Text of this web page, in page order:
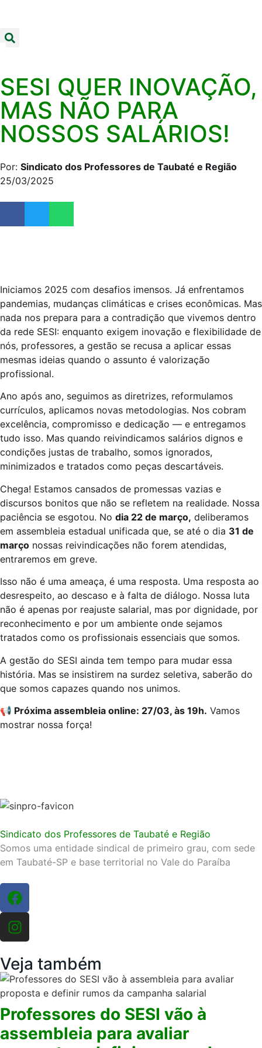
SESI QUER INOVAÇÃO,
MAS NÃO PARA
NOSSOS SALÁRIOS!
Por: Sindicato dos Professores de Taubaté e Região
25/03/2025
Iniciamos 2025 com desafios imensos. Já enfrentamos
pandemias, mudanças climáticas e crises econômicas. Mas
nada nos prepara para a contradição que vivemos dentro
da rede SESI: enquanto exigem inovação e flexibilidade de
nós, professores, a gestão se recusa a aplicar essas
mesmas ideias quando o assunto é valorização
profissional.
Ano após ano, seguimos as diretrizes, reformulamos
currículos, aplicamos novas metodologias. Nos cobram
excelência, compromisso e dedicação — e entregamos
tudo isso. Mas quando reivindicamos salários dignos e
condições justas de trabalho, somos ignorados,
minimizados e tratados como peças descartáveis.
Chega! Estamos cansados de promessas vazias e
discursos bonitos que não se refletem na realidade. Nossa
paciência se esgotou. No dia 22 de março, deliberamos
em assembleia estadual unificada que, se até o dia 31 de
março nossas reivindicações não forem atendidas,
entraremos em greve.
Isso não é uma ameaça, é uma resposta. Uma resposta ao
desrespeito, ao descaso e à falta de diálogo. Nossa luta
não é apenas por reajuste salarial, mas por dignidade, por
reconhecimento e por um ambiente onde sejamos
tratados como os profissionais essenciais que somos.
A gestão do SESI ainda tem tempo para mudar essa
história. Mas se insistirem na surdez seletiva, saberão do
que somos capazes quando nos unimos.
📢 Próxima assembleia online: 27/03, às 19h. Vamos
mostrar nossa força!
Sindicato dos Professores de Taubaté e Região
Somos uma entidade sindical de primeiro grau, com sede
em Taubaté-SP e base territorial no Vale do Paraíba
Veja também
Professores do SESI vão à
assembleia para avaliar